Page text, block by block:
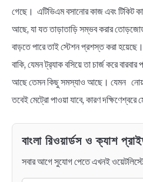
গেছে। এটিভিএম বসানোর কাজ এবং টিকিট
আছে, যা যত তাড়াতাড়ি সম্ভব করার
বাড়তে পারে তাই স্টেশন প্রশস্ত করা
বাকি, যেমন ট্র‍্যাক বসিয়ে তা চার্জ করে
আছে তেমন কিছু সমস্যাও আছে। যেমন
তবেই মেট্রো পাওয়া যাবে, কারণ দক্ষিণেশ্বরে
বাংলা রিওয়ার্ডস ও ক্যাশ
সবার আগে সুযোগ পেতে এখনই